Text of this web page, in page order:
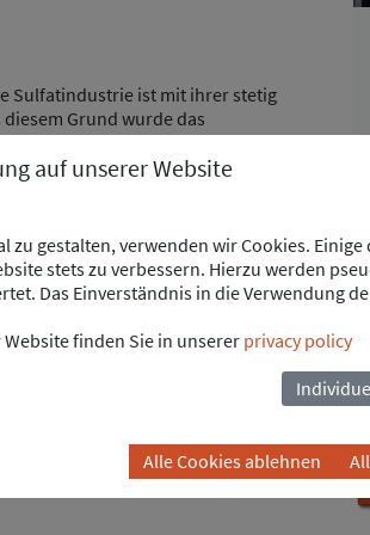
Sulfatindustrie ist mit ihrer stetig
Grund wurde das
den Sulfatexport, erweitert. Zu den
4 mit je 330 MW elektrischer
des Dampf-Turbinenreglers
erstellte sowohl die notwendige
Verdrahtungs- und
der Automatisierungstechnik des
eingebunden.
auf unserer Website
zu gestalten, verwenden wir Cookies.
stets zu verbessern. Hierzu werden
Das Einverständnis in die Verwendung
finden Sie in unserer privacy policy
Alle Cookies ablehnen